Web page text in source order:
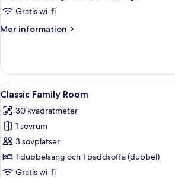
Gratis wi-fi
Mer information
Mer
(Double
Use)
Öppna
alla
foton
för
Classic
Family
Room
Ett
5
Classic Family Room
30 kvadratmeter
1 sovrum
3 sovplatser
1 dubbelsäng och 1 bäddsoffa (dubbel)
Gratis wi-fi